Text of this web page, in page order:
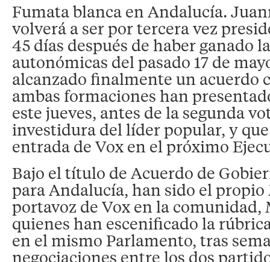
Fumata blanca en Andalucía.
volverá a ser por tercera vez
45 días después de haber ganado
autonómicas del pasado 17 de
alcanzado finalmente un acuerdo
ambas formaciones han
este jueves, antes de la segunda
investidura del líder popular, y
entrada de Vox en el próximo
Bajo el título de Acuerdo de
para Andalucía, han sido el propio
portavoz de Vox en la comunidad,
quienes han escenificado la
en el mismo Parlamento, tras
negociaciones entre los dos